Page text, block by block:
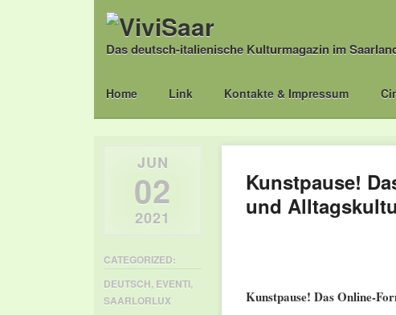
Das deutsch-italienische Kulturmagazin im
Main menu
Skip
Home Link Kontakte & Impressum
Kunstpause!
und
Kunstpause! Das Online-
JUN
02
2021
CATEGORIZED:
DEUTSCH, EVENTI,
SAARLORLUX